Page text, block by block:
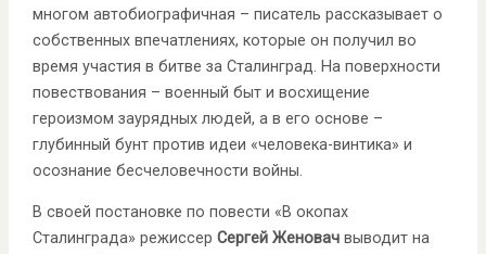
многом автобиографичная – писатель рассказывает о
собственных впечатлениях, которые он получил во
время участия в битве за Сталинград. На поверхности
повествования – военный быт и восхищение
героизмом заурядных людей, а в его основе –
глубинный бунт против идеи «человека-винтика» и
осознание бесчеловечности войны.
В своей постановке по повести «В окопах
Сталинграда» режиссер Сергей Женовачвыводит на